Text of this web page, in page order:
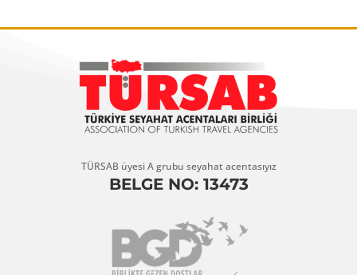
TÜRSAB üyesi A grubu seyahat acentasıyız
BELGE NO: 13473